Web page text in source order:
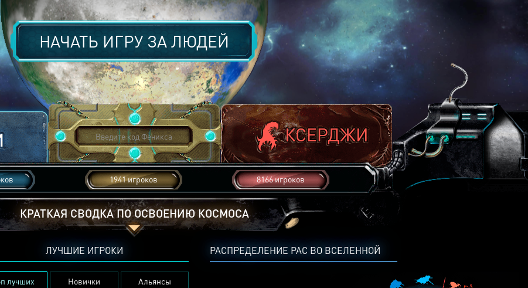
НАЧАТЬ ИГРУ ЗАЛЮДЕЙ
1941 игроков 8166 игроков
КРАТКАЯ СВОДКА ПО ОСВОЕНИЮ КОСМОСА
РАСПРЕДЕЛЕНИЕ РАС ВО ВСЕЛЕННОЙ
ЛУЧШИЕ ИГРОКИ
лучших Новички Альянсы